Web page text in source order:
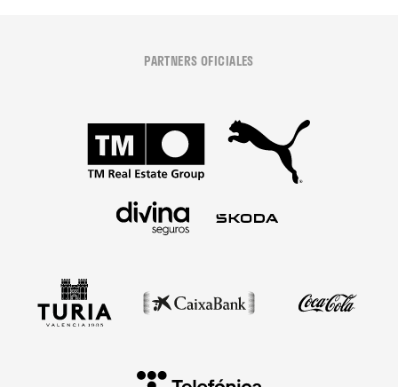
PARTNERS OFICIALES